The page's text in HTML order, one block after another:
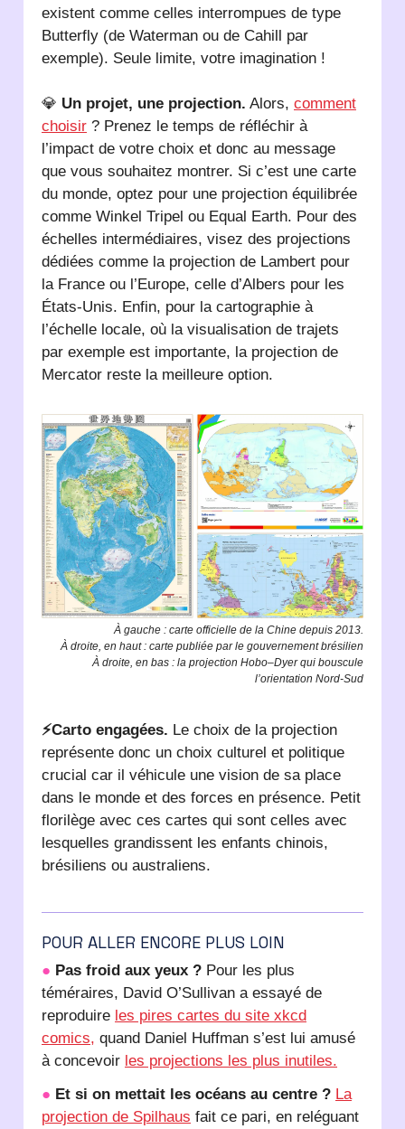
existent comme celles interrompues de type
Butterfly (de Waterman ou de Cahill par
exemple). Seule limite, votre imagination !
💎 Un projet, une projection. Alors, comment
choisir ? Prenez le temps de réfléchir à
l’impact de votre choix et donc au message
que vous souhaitez montrer. Si c’est une carte
du monde, optez pour une projection équilibrée
comme Winkel Tripel ou Equal Earth. Pour des
échelles intermédiaires, visez des projections
dédiées comme la projection de Lambert pour
la France ou l’Europe, celle d’Albers pour les
États-Unis. Enfin, pour la cartographie à
l’échelle locale, où la visualisation de trajets
par exemple est importante, la projection de
Mercator reste la meilleure option.
À gauche : carte officielle de la Chine depuis 2013.
À droite, en haut : carte publiée par le gouvernement brésilien
À droite, en bas : la projection Hobo–Dyer qui bouscule
l’orientation Nord-Sud
⚡Carto engagées. Le choix de la projection
représente donc un choix culturel et politique
crucial car il véhicule une vision de sa place
dans le monde et des forces en présence. Petit
florilège avec ces cartes qui sont celles avec
lesquelles grandissent les enfants chinois,
brésiliens ou australiens.
POUR ALLER ENCORE PLUS LOIN
● Pas froid aux yeux ? Pour les plus
téméraires, David O’Sullivan a essayé de
reproduire les pires cartes du site xkcd
comics, quand Daniel Huffman s’est lui amusé
à concevoir les projections les plus inutiles.
● Et si on mettait les océans au centre ? La
projection de Spilhaus fait ce pari, en reléguant